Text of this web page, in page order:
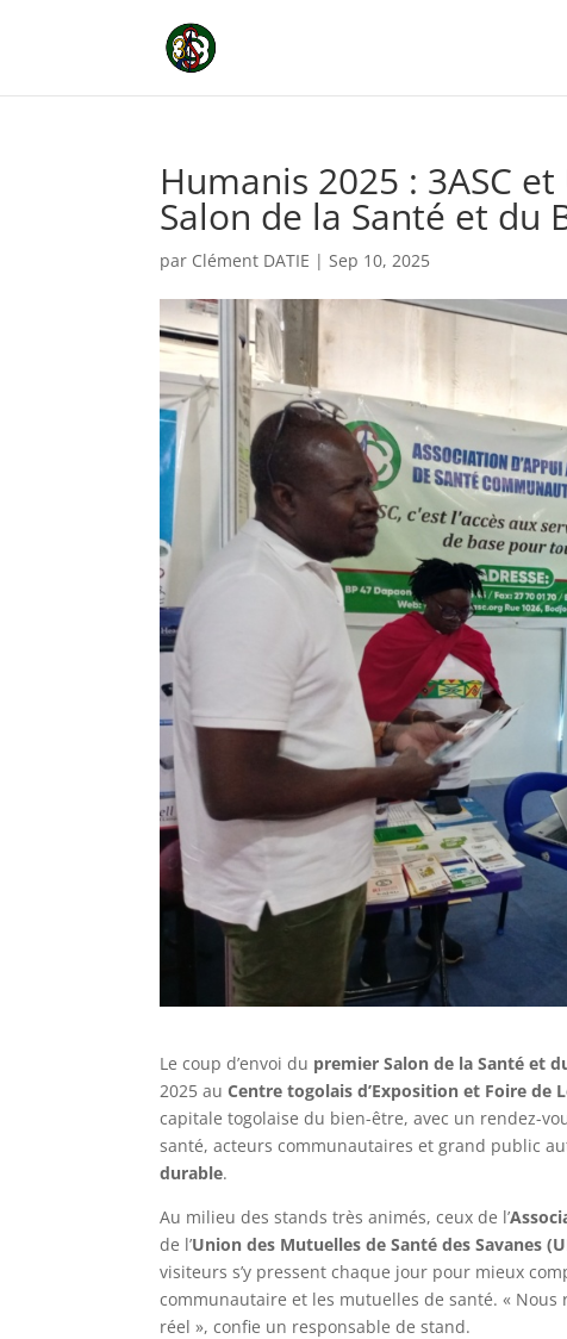
Humanis 2025 : 3ASC
Salon de la Santé et du
par Clément DATIE |Sep 10, 2025
Le coup d’envoi du premier Salon de la Santé et
2025 auCentre togolais d’Exposition et Foire de
capitale togolaise du bien-être, avec un rendez-
santé, acteurs communautaires et grand public
durable.
Au milieu des stands très animés, ceux de l’
de l’Union des Mutuelles de Santé des Savanes
visiteurs s’y pressent chaque jour pour mieux
communautaire et les mutuelles de santé. «
réel », confie un responsable de stand.